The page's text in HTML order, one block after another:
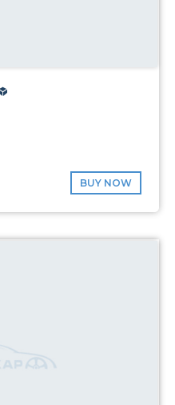
BUY NOW